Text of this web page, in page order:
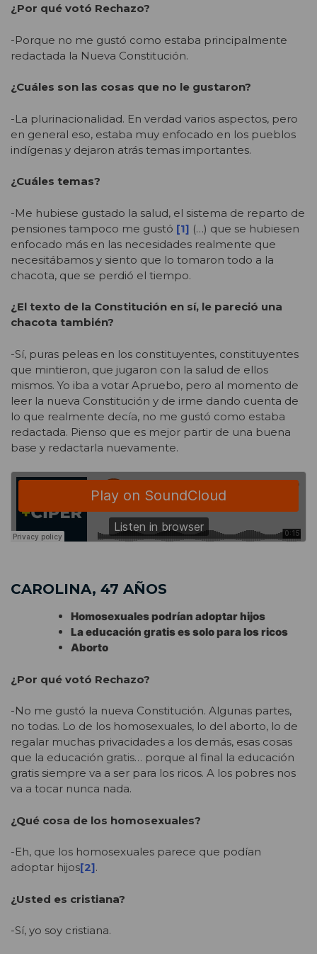
¿Por qué votó Rechazo?
-Porque no me gustó como estaba principalmente
redactada la Nueva Constitución.
¿Cuáles son las cosas que no le gustaron?
-La plurinacionalidad. En verdad varios aspectos, pero
en general eso, estaba muy enfocado en los pueblos
indígenas y dejaron atrás temas importantes.
¿Cuáles temas?
-Me hubiese gustado la salud, el sistema de reparto de
pensiones tampoco me gustó [1] (…) que se hubiesen
enfocado más en las necesidades realmente que
necesitábamos y siento que lo tomaron todo a la
chacota, que se perdió el tiempo.
¿El texto de la Constitución en sí, le pareció una
chacota también?
-Sí, puras peleas en los constituyentes, constituyentes
que mintieron, que jugaron con la salud de ellos
mismos. Yo iba a votar Apruebo, pero al momento de
leer la nueva Constitución y de irme dando cuenta de
lo que realmente decía, no me gustó como estaba
redactada. Pienso que es mejor partir de una buena
base y redactarla nuevamente.
CAROLINA, 47 AÑOS
Homosexuales podrían adoptar hijos
La educación gratis es solo para los ricos
Aborto
¿Por qué votó Rechazo?
-No me gustó la nueva Constitución. Algunas partes,
no todas. Lo de los homosexuales, lo del aborto, lo de
regalar muchas privacidades a los demás, esas cosas
que la educación gratis… porque al final la educación
gratis siempre va a ser para los ricos. A los pobres nos
va a tocar nunca nada.
¿Qué cosa de los homosexuales?
-Eh, que los homosexuales parece que podían
adoptar hijos[2].
¿Usted es cristiana?
-Sí, yo soy cristiana.